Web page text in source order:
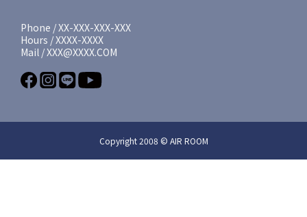
Phone / XX-XXX-XXX-XXX
Hours / XXXX-XXXX
Mail / XXX@XXXX.COM
Copyright 2008 © AIR ROOM